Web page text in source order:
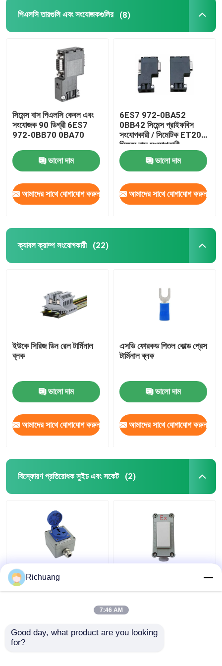
পিএলসি তারগুলি এবং সংযোজকগুলির (8)
সিমেন্স বাস পিএলসি কেবল এবং
সংযোজক 90 ডিগ্রী 6ES7
972-0BB70 0BA70
ভালো দাম
আমাদের সাথে যোগাযোগ করুন
6ES7 972-0BA52
0BB42 সিমেন্স প্রাইফবিস
সংযোগকারী / সিমেটিক ET200
সিমেন্স বাস সংযোগকারী
ভালো দাম
আমাদের সাথে যোগাযোগ করুন
ক্যাবল ক্রাম্প সংযোগকারী (22)
ইউকে সিরিজ ডিন রেল টার্মিনাল
ব্লক
ভালো দাম
আমাদের সাথে যোগাযোগ করুন
এসভি ফোরকড পিতল কোল্ড প্রেস
টার্মিনাল ব্লক
ভালো দাম
আমাদের সাথে যোগাযোগ করুন
বিস্ফোরণ প্রতিরোধক সুইচ এবং সকেট (2)
220 ভোল্ট আউটডোর বিস্ফোরণ
প্রতিরোধক সকেট পাঁচ গর্ত উন্মুক্ত
Richuang
7:46 AM
Good day, what product are you looking
for?